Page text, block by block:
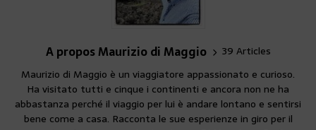
A propos Maurizio di Maggio
39 Articles
Maurizio di Maggio è un viaggiatore appassionato e curioso.
Ha visitato tutti e cinque i continenti e ancora non ne ha
abbastanza perché il viaggio per lui è andare lontano e sentirsi
bene come a casa. Racconta le sue esperienze in giro per il